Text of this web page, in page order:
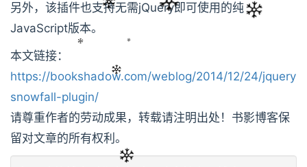
另外，该插件也支持无需jQuery即可使用的纯
JavaScript版本。
本文链接：
https://bookshadow.com/weblog/2014/12/24/jquery-
snowfall-plugin/
请尊重作者的劳动成果，转载请注明出处！书影博客保
留对文章的所有权利。